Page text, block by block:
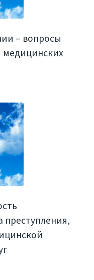
– вопросы
медицинских
преступления,